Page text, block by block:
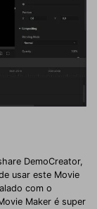
DemoCreator,
usar este Movie
com o
Maker é super